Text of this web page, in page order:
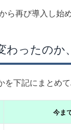
ら再び導入し始
わったのか
を下記にまとめて
今ま